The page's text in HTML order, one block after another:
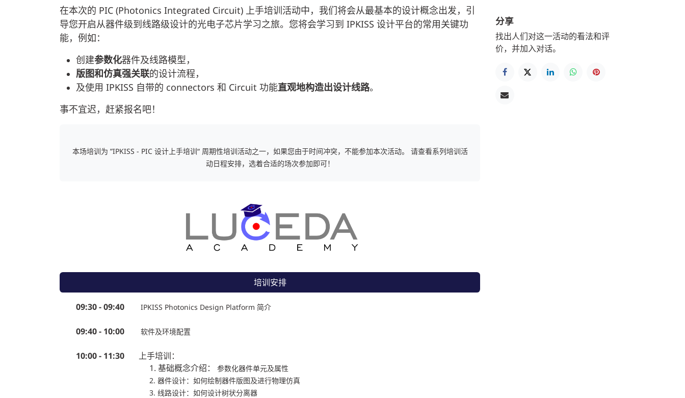
在本次的 PIC (Photonics Integrated Circuit) 上手培训活动中，我们将会从最基本的设计概念出发，引
导您开启从器件级到线路级设计的光电子芯片学习之旅。您将会学习到 IPKISS 设计平台的常用关键功
能，例如：
创建参数化器件及线路模型，
版图和仿真强关联的设计流程，
及使用 IPKISS 自带的 connectors 和 Circuit 功能直观地构造出设计线路。
事不宜迟，赶紧报名吧！
本场培训为 ”IPKISS - PIC 设计上手培训“ 周期性培训活动之一，如果您由于时间冲突，不能参加本次活动。 请查看系列培训活
动日程安排，选着合适的场次参加即可！
培训安排
09:30 - 09:40 IPKISS Photonics Design Platform 简介
09:40 - 10:00 软件及环境配置
10:00 - 11:30 上手培训：
1. 基础概念介绍：
参数化器件单元及属性
2. 器件设计：如何绘制器件版图及进行物理仿真
3. 线路设计：如何设计树状分离器
分享
找出人们对这一活动的看法和评
价，并加入对话。